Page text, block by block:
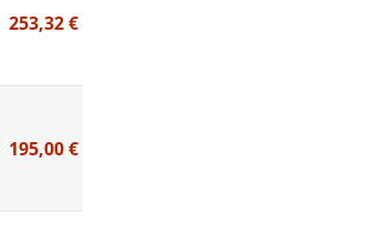
253,32 €
195,00 €